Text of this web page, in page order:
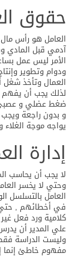
حقوق
العامل هو رأس
آدمي قبل المادي
الأمر ليس عمل
ودوام وتطوير
العمال وتأخذ
لذلك يجب أن يفهم
ضغط عضلي و عصبي
و بدون راجعة
يواجه موجة
إدارة
لا يجب أن يحاسب
وحتي لا يخسر
العامل بالتسلسل
في أخطائهم , حتي
كلامية ورد فعل
علي المدير أن
وليست الدراسة
مفهوم خاطئ إنما